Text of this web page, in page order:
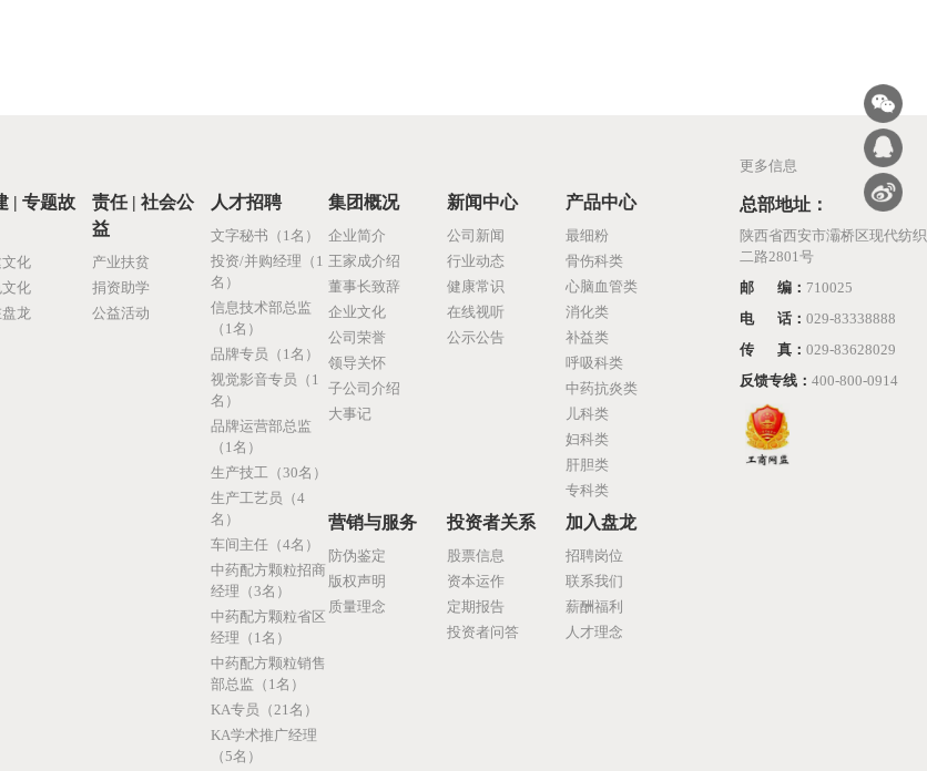
| 专题故
化
化
龙
责任 | 社会公
益
产业扶贫
捐资助学
公益活动
人才招聘
文字秘书（1名）
投资/并购经理（1
名）
信息技术部总监
（1名）
品牌专员（1名）
视觉影音专员（1
名）
品牌运营部总监
（1名）
生产技工（30名）
生产工艺员（4
名）
车间主任（4名）
中药配方颗粒招商
经理（3名）
中药配方颗粒省区
经理（1名）
中药配方颗粒销售
部总监（1名）
KA专员（21名）
KA学术推广经理
（5名）
集团概况
企业简介
王家成介绍
董事长致辞
企业文化
公司荣誉
领导关怀
子公司介绍
大事记
新闻中心
公司新闻
行业动态
健康常识
在线视听
公示公告
产品中心
最细粉
骨伤科类
心脑血管类
消化类
补益类
呼吸科类
中药抗炎类
儿科类
妇科类
肝胆类
专科类
营销与服务
防伪鉴定
版权声明
质量理念
投资者关系
股票信息
资本运作
定期报告
投资者问答
加入盘龙
招聘岗位
联系我们
薪酬福利
人才理念
更多信息
总部地址：
陕西省西安市灞桥区现代纺
二路2801号
邮 编： 710025
电 话： 029-83338888
传 真： 029-83628029
反馈专线： 400-800-0914